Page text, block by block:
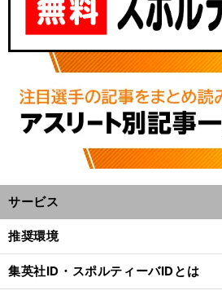
サービス
推奨環境
集英社ID・スポルティーバIDとは